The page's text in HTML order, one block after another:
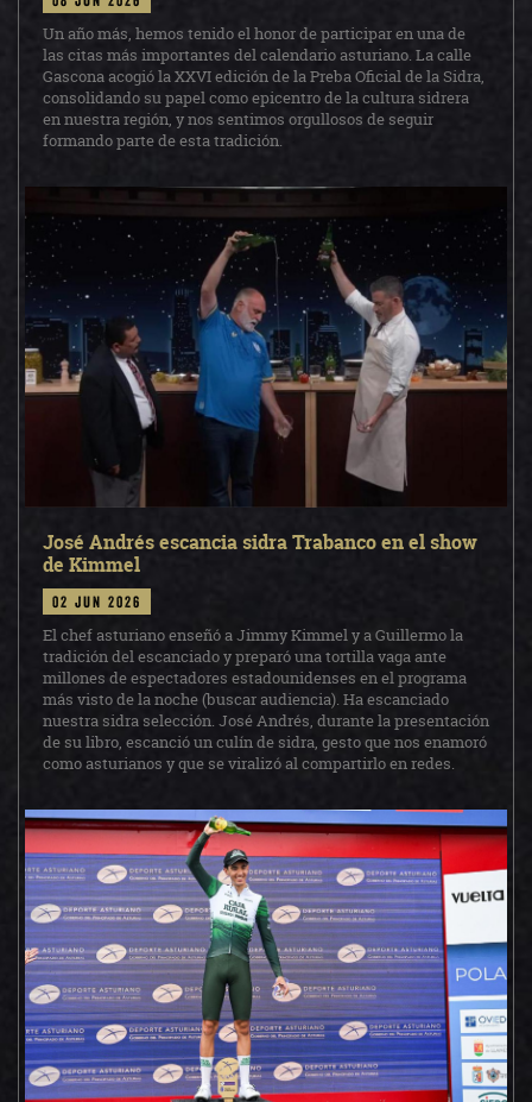
Un año más, hemos tenido el honor de participar en una de
las citas más importantes del calendario asturiano. La calle
Gascona acogió la XXVI edición de la Preba Oficial de la Sidra,
consolidando su papel como epicentro de la cultura sidrera
en nuestra región, y nos sentimos orgullosos de seguir
formando parte de esta tradición.
José Andrés escancia sidra Trabanco en el show
de Kimmel
02 jun 2026
El chef asturiano enseñó a Jimmy Kimmel y a Guillermo la
tradición del escanciado y preparó una tortilla vaga ante
millones de espectadores estadounidenses en el programa
más visto de la noche (buscar audiencia). Ha escanciado
nuestra sidra selección. José Andrés, durante la presentación
de su libro, escanció un culín de sidra, gesto que nos enamoró
como asturianos y que se viralizó al compartirlo en redes.